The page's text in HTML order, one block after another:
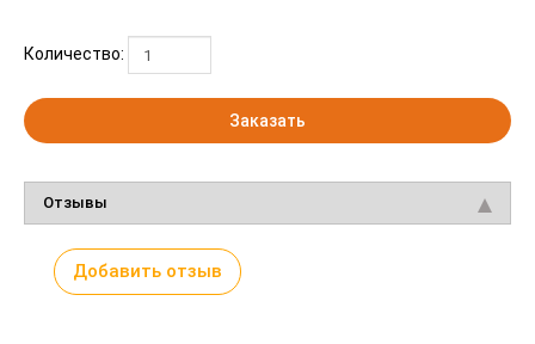
Количество:
Заказать
Отзывы
Добавить отзыв